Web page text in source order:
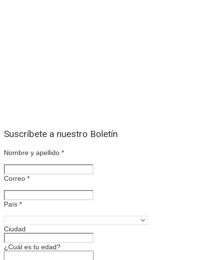
Suscríbete a nuestro Boletín
Nombre y apellido *
Correo *
País *
Ciudad
¿Cuál es tu edad?